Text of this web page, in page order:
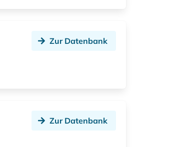
Zur Datenbank
Zur Datenbank